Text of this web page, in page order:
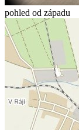
pohled od západu